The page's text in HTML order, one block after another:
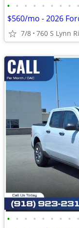
• • • • • • • • •
$560/mo - 2026
7/8 760 S Lynn
• • • • • • • • •